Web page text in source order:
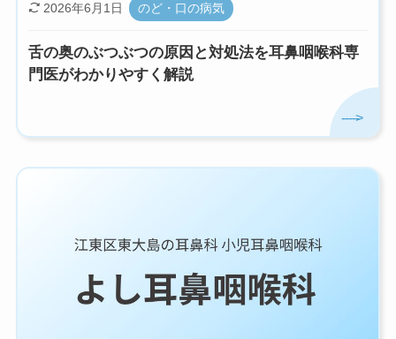
舌の奥のぶつぶつの原因と対処法を耳鼻咽喉科専
門医がわかりやすく解説
2026年6月1日 のど・口の病気